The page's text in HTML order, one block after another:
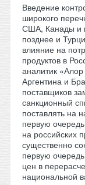
Введение
широкого
США, Канады и
позднее и
влияние на
продуктов в
аналитик
Аргентина и
поставщиков
санкционный
поставлять на
первую
на российских
существенно
первую
цен в
национальной